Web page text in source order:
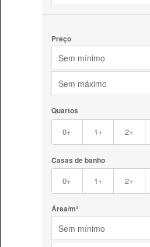
Preço
Sem mínimo
Sem máximo
Quartos
0+ 1+ 2+
Casas de banho
0+ 1+ 2+
Área/m²
Sem mínimo